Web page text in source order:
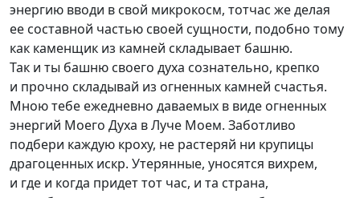
энергию вводи в свой микрокосм, тотчас же делая
ее составной частью своей сущности, подобно тому
как каменщик из камней складывает башню.
Так и ты башню своего духа сознательно, крепко
и прочно складывай из огненных камней счастья.
Мною тебе ежедневно даваемых в виде огненных
энергий Моего Духа в Луче Моем. Заботливо
подбери каждую кроху, не растеряй ни крупицы
драгоценных искр. Утерянные, уносятся вихрем,
и где и когда придет тот час, и та страна,